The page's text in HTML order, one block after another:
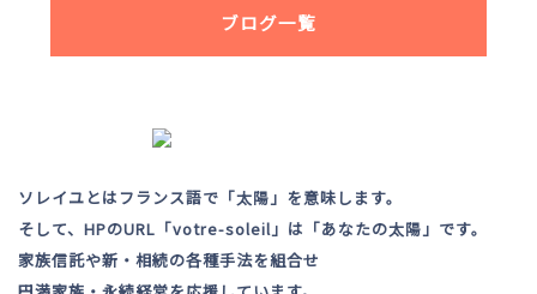
ブログ一覧
ソレイユとはフランス語で「太陽」を意味します。
そして、HPのURL「votre-soleil」は「あなたの太陽」です。
家族信託や新・相続の各種手法を組合せ